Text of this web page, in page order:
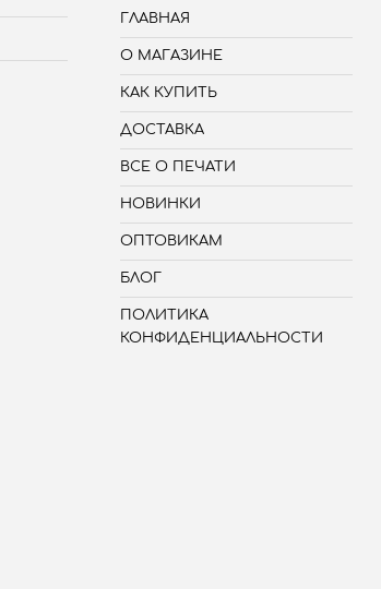
ГЛАВНАЯ
О МАГАЗИНЕ
КАК КУПИТЬ
ДОСТАВКА
ВСЕ О ПЕЧАТИ
НОВИНКИ
ОПТОВИКАМ
БЛОГ
ПОЛИТИКА
КОНФИДЕНЦИАЛЬНОСТИ